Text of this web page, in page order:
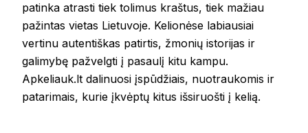
patinka atrasti tiek tolimus kraštus, tiek mažiau
pažintas vietas Lietuvoje. Kelionėse labiausiai
vertinu autentiškas patirtis, žmonių istorijas ir
galimybę pažvelgti į pasaulį kitu kampu.
Apkeliauk.lt dalinuosi įspūdžiais, nuotraukomis ir
patarimais, kurie įkvėptų kitus išsiruošti į kelią.